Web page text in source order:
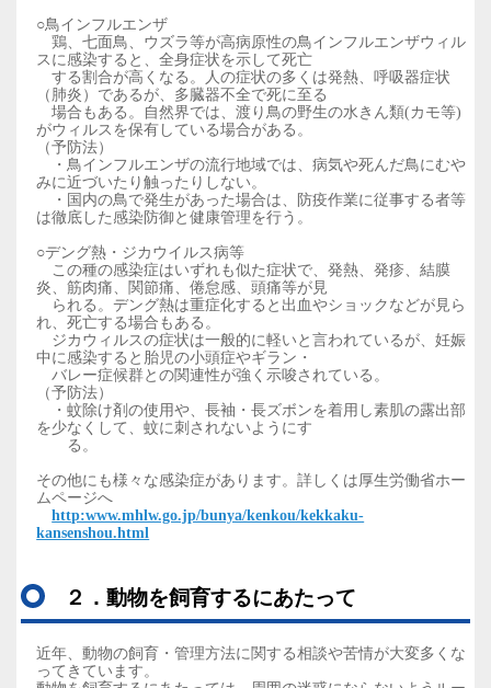
○鳥インフルエンザ
鶏、七面鳥、ウズラ等が高病原性の鳥インフルエンザウィル
スに感染すると、全身症状を示して死亡
する割合が高くなる。人の症状の多くは発熱、呼吸器症状
（肺炎）であるが、多臓器不全で死に至る
場合もある。
自然界では、渡り鳥の野生の水きん類(カモ等)
がウィルスを保有している場合がある。
（予防法）
・鳥インフルエンザの流行地域では、病気や死んだ鳥にむや
みに近づいたり触ったりしない。
・国内の鳥で発生があった場合は、防疫作業に従事する者等
は徹底した感染防御と健康管理を行う。
○デング熱・ジカウイルス病等
この種の感染症はいずれも似た症状で、発熱、発疹、結膜
炎、筋肉痛、関節痛、倦怠感、頭痛等が見
られる。デング熱は重症化すると出血やショックなどが見ら
れ、死亡する場合もある。
ジカウィルスの症状は一般的に軽いと言われているが、妊娠
中に感染すると胎児の小頭症やギラン・
バレー症候群との関連性が強く示唆されている。
（予防法）
・蚊除け剤の使用や、長袖・長ズボンを着用し素肌の露出部
を少なくして、蚊に刺されないようにす
る。
その他にも様々な感染症があります。詳しくは厚生労働省ホー
ムページへ
http:www.mhlw.go.jp/bunya/kenkou/kekkaku-
kansenshou.html
２．動物を飼育するにあたって
近年、動物の飼育・管理方法に関する相談や苦情が大変多くな
ってきています。